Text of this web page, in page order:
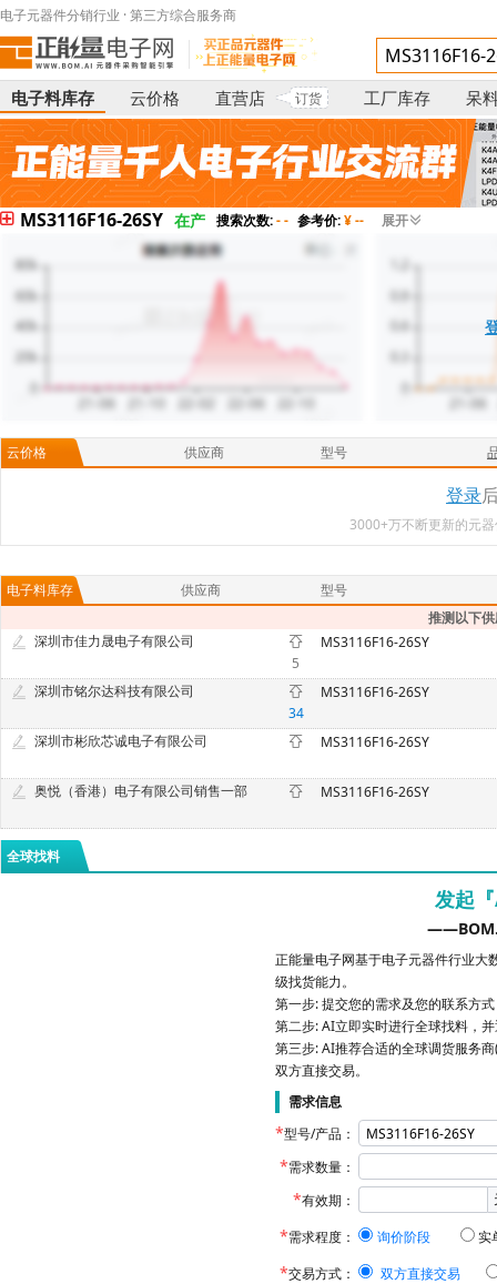
电子元器件分销行业 · 第三方综合服务商
电子料库存 云价格 直营店 订货 工厂库存 呆
MS3116F16-26SY 在产 搜索次数:- - 参考价:¥ -- 展开
云价格 供应商 型号
登录
3000+万不断更新的元
电子料库存 供应商
型号
推测以下
深圳市佳力晟电子有限公司
5
MS3116F16-26SY
深圳市铭尔达科技有限公司
34
MS3116F16-26SY
深圳市彬欣芯诚电子有限公司 MS3116F16-26SY
奥悦（香港）电子有限公司销售一部 MS3116F16-26SY
全球找料
发起
正能量电子网基于电子元器件行业大
级找货能力。
第一步: 提交您的需求及您的联系方
第二步: AI立即实时进行全球找料，
第三步: AI推荐合适的全球调货服务
双方直接交易。
需求信息
型号/产品：
需求数量：
有效期：
需求程度：
询价阶段
实
交易方式：
双方直接交易